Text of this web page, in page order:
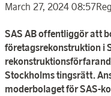
March 27, 2024 08:57
SAS AB offentliggör att
företagsrekonstruktion i
Stockholms tingsrätt.
moderbolaget för SAS-